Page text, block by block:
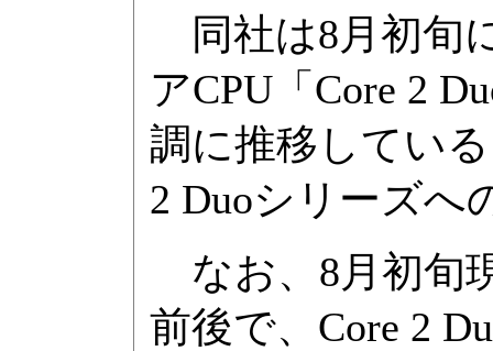
同社は8月初旬
アCPU「Core 2
調に推移してい
2 Duoシリーズへ
なお、8月初旬
前後で、Core 2